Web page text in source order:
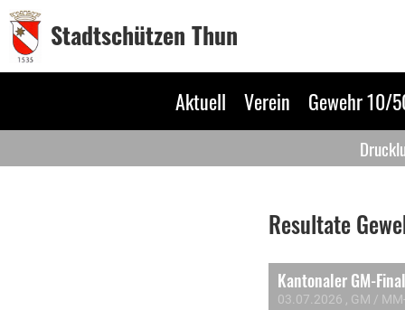
Stadtschützen Thun
Aktuell Verein Gewehr 10/
Resultate
Kantonaler GM-
03.07.2026 , GM /